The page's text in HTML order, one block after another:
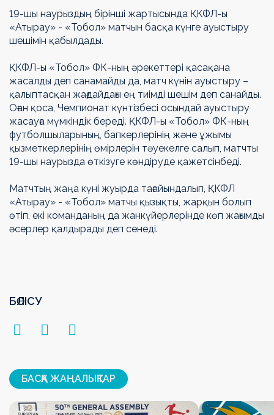
19-шы наурыздың бірінші жартысында ҚКФЛ-ы
«Атырау» - «Тобол» матчын басқа күнге ауыстыру
шешімін қабылдады.
ҚКФЛ-ы «Тобол» ФК-ның әрекеттері қасақана
жасалды деп санамайды да, матч күнін ауыстыру –
қалыптасқан жағдайдағы ең тиімді шешім деп санайды.
Оған қоса, Чемпионат күнтізбесі осындай ауыстыру
жасауға мүмкіндік береді. ҚКФЛ-ы «Тобол» ФК-ның
футболшыларының, бапкерлерінің және ұжымы
қызметкерлерінің өмірлерін тәуекелге салып, матчты
19-шы наурызда өткізуге көндіруде қажетсінбеді.
Матчтың жаңа күні жуырда тағайындалып, ҚКФЛ
«Атырау» - «Тобол» матчы қызықты, жарқын болып
өтіп, екі команданың да жанкүйерлерінде көп жағымды
әсерлер қалдырады деп сенеді.
БӨЛІСУ
БАСҚА ЖАҢАЛЫҚТАР